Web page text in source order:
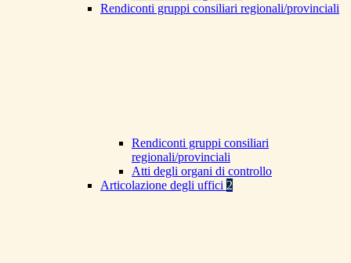
Rendiconti gruppi consiliari regionali/provinciali
Rendiconti gruppi consiliari
regionali/provinciali
Atti degli organi di controllo
Articolazione degli uffici 2